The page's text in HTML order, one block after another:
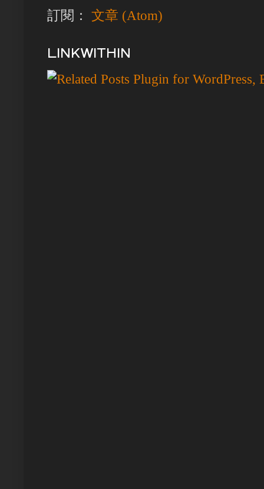
訂閱： 文章 (Atom)
LINKWITHIN